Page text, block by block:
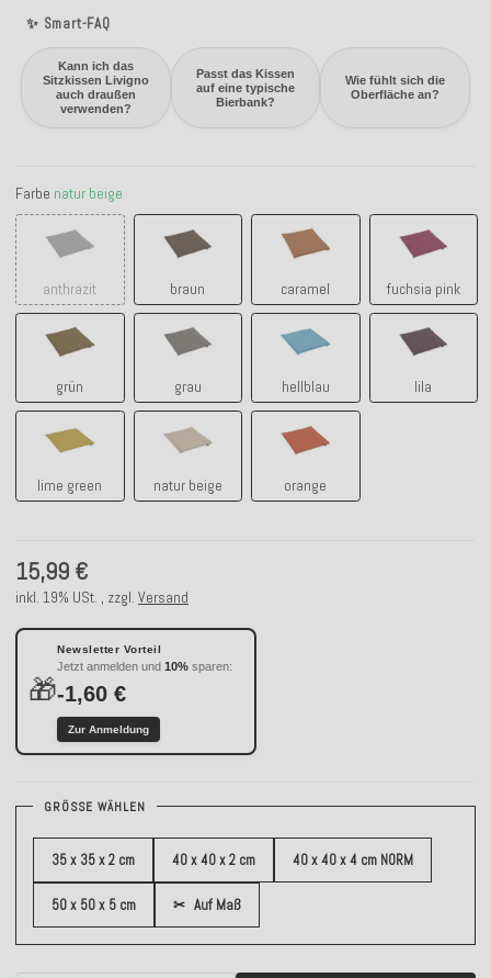
✨ Smart-FAQ
Kann ich das
Sitzkissen Livigno
auch draußen
verwenden?
Passt das Kissen
auf eine typische
Bierbank?
Wie fühlt sich die
Oberfläche an?
Farbe natur beige
anthrazit
anthrazit
braun
braun
caramel
caramel
fuchsia pink
fuchsia
grün
grün
grau
grau
hellblau lila
lila
lime green
lime green
natur beige
natur beige
orange
orange
15,99 €
inkl. 19% USt. , zzgl. Versand
🎁
Newsletter Vorteil
Jetzt anmelden und 10% sparen:
-1,60 €
Zur Anmeldung
GRÖSSE WÄHLEN
35 x 35 x 2 cm 40 x 40 x 2 cm 40 x 40 x 4 cm NORM
50 x 50 x 5 cm ✂ Auf Maß